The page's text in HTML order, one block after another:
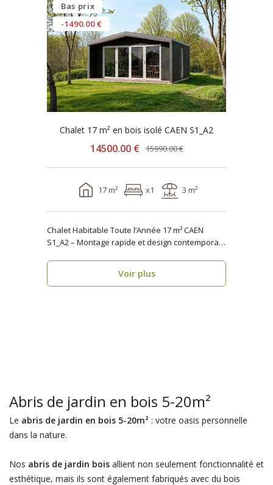
Bas prix
-1490.00 €
Chalet 17 m² en bois isolé CAEN S1_A2
14500.00 € 15990.00 €
17 m² x1 3 m²
Chalet Habitable Toute l’Année 17 m² CAEN
S1_A2 – Montage rapide et design contemporain
Voir plus
Abris de jardin en bois 5-20m²
Le abris de jardin en bois 5-20m²: votre oasis personnelle
dans la nature.
Nos abris de jardin boisallient non seulement fonctionnalité et
esthétique, mais ils sont également fabriqués avec du bois